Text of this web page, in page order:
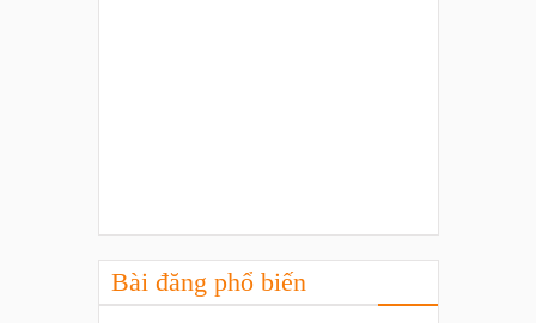
Bài đăng phổ biến